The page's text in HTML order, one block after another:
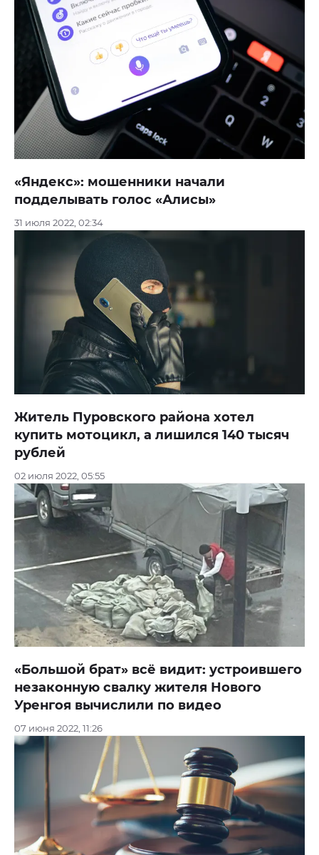
«Яндекс»: мошенники начали
подделывать голос «Алисы»
31 июля 2022, 02:34
Житель Пуровского района хотел
купить мотоцикл, а лишился 140 тысяч
рублей
02 июля 2022, 05:55
«Большой брат» всё видит: устроившего
незаконную свалку жителя Нового
Уренгоя вычислили по видео
07 июня 2022, 11:26